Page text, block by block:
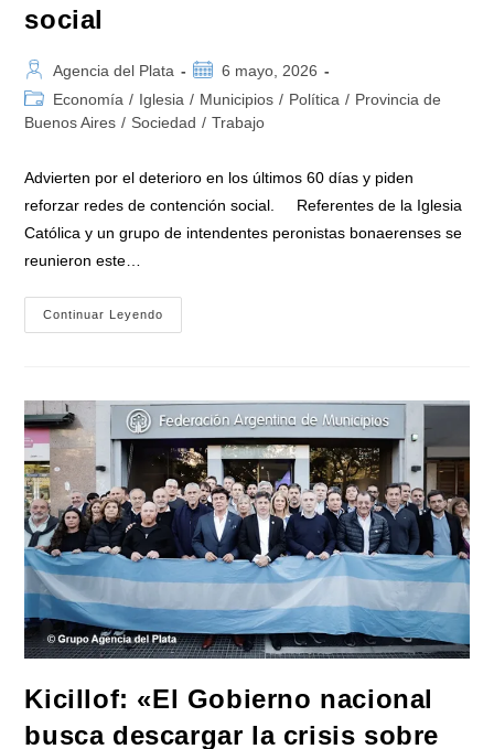
social
Autor
de
la
Agencia del Plata
Publicación
de
la
6 mayo, 2026
Categoría
de
entrada:
Economía / Iglesia / Municipios / Política / Provincia de
Buenos Aires / Sociedad / Trabajo
Advierten por el deterioro en los últimos 60 días y piden
reforzar redes de contención social. Referentes de la Iglesia
Católica y un grupo de intendentes peronistas bonaerenses se
reunieron este…
Continuar Leyendo
Iglesia
Del
Conurbano
Coincidieron
En
Un
Crudo
Diagnóstico
Sobre
La
Situación
Social
Kicillof: «El Gobierno nacional
busca descargar la crisis sobre